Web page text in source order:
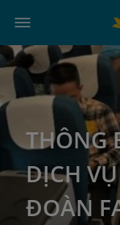
THÔNG
DỊCH
ĐOÀN